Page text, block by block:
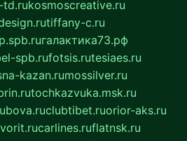
td.rukosmoscreative.ru
tiffany-c.ru
галактика73.рф
spb.rufotsis.rutesiaes.ru
kazan.rumossilver.ru
tochkazvuka.msk.ru
clubtibet.ruorior-aks.ru
carlines.ruflatnsk.ru